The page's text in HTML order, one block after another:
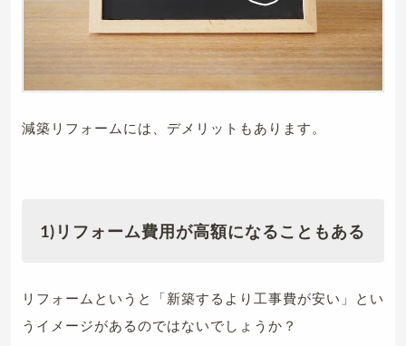
減築リフォームには、デメリットもあります。
1)リフォーム費用が高額になることもある
リフォームというと「新築するより工事費が安い」とい
うイメージがあるのではないでしょうか？